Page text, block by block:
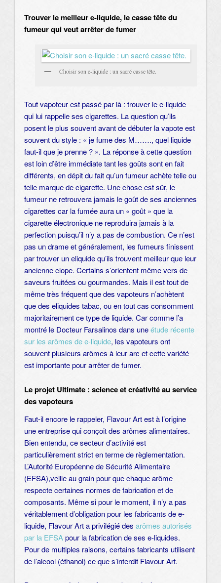
Trouver le meilleur e-liquide, le casse tête du
fumeur qui veut arrêter de fumer
Choisir son e-liquide : un sacré casse tête.
Tout vapoteur est passé par là : trouver le e-liquide
qui lui rappelle ses cigarettes. La question qu’ils
posent le plus souvent avant de débuter la vapote est
souvent du style : « je fume des M……., quel liquide
faut-il que je prenne ? ». La réponse à cette question
est loin d’être immédiate tant les goûts sont en fait
différents, en dépit du fait qu’un fumeur achète telle ou
telle marque de cigarette. Une chose est sûr, le
fumeur ne retrouvera jamais le goût de ses anciennes
cigarettes car la fumée aura un « goût » que la
cigarette électronique ne reproduira jamais à la
perfection puisqu’il n’y a pas de combustion. Ce n’est
pas un drame et généralement, les fumeurs finissent
par trouver un eliquide qu’ils trouvent meilleur que leur
ancienne clope. Certains s’orientent même vers de
saveurs fruitées ou gourmandes. Mais il est tout de
même très fréquent que des vapoteurs n’achètent
que des eliquides tabac, ou en tout cas consomment
majoritairement ce type de liquide. Car comme l’a
montré le Docteur Farsalinos dans uneétude récente
sur les arômes de e-liquide, les vapoteurs ont
souvent plusieurs arômes à leur arc et cette variété
est importante pour arrêter de fumer.
Le projet Ultimate : science et créativité au service
des vapoteurs
Faut-il encore le rappeler, Flavour Art est à l’origine
une entreprise qui conçoit des arômes alimentaires.
Bien entendu, ce secteur d’activité est
particulièrement strict en terme de règlementation.
L’Autorité Européenne de Sécurité Alimentaire
(EFSA),veille au grain pour que chaque arôme
respecte certaines normes de fabrication et de
composants. Même si pour le moment, il n’y a pas
véritablement d’obligation pour les fabricants de e-
liquide, Flavour Art a privilégié des arômes autorisés
par la EFSApour la fabrication de ses e-liquides.
Pour de multiples raisons, certains fabricants utilisent
de l’alcool (éthanol) ce que s’interdit Flavour Art.